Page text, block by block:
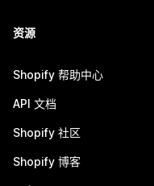
资源
Shopify 帮助中心
API 文档
Shopify 社区
Shopify 博客